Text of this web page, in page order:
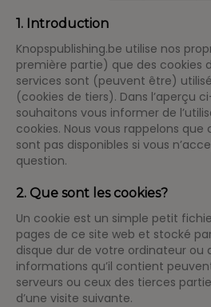
1. Introduction
Knopspublishing.be utilise nos
première partie) que des cookies
services sont (peuvent être)
(cookies de tiers). Dans l’aperçu
souhaitons vous informer de
cookies. Nous vous rappelons
sont pas disponibles si vous
question.
2. Que sont les cookies?
Un cookie est un simple petit
pages de ce site web et stocké
disque dur de votre ordinateur ou
informations qu’il contient
serveurs ou ceux des tierces
d’une visite suivante.